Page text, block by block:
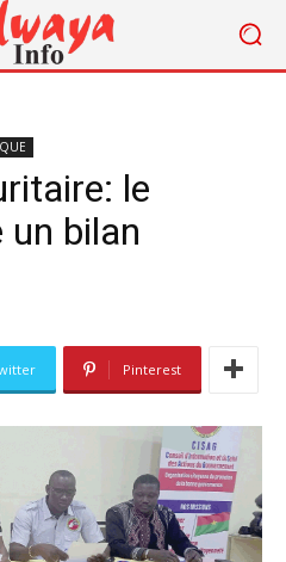
le
un bilan
Pinterest